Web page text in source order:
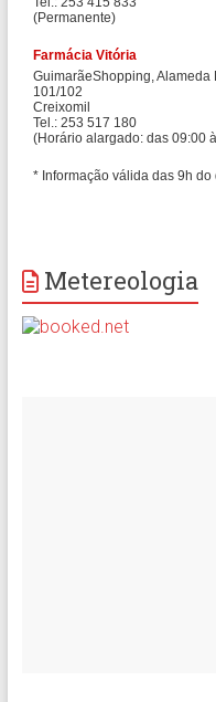
Metereologia